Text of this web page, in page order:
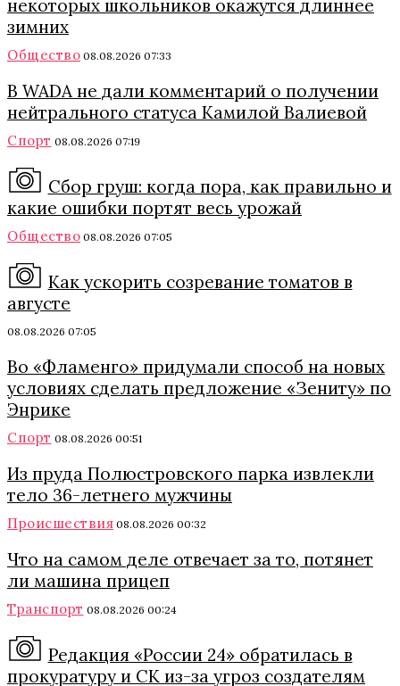
некоторых школьников окажутся длиннее
зимних
Общество 08.08.2026 07:33
В WADA не дали комментарий о получении
нейтрального статуса Камилой Валиевой
Спорт 08.08.2026 07:19
Сбор груш: когда пора, как правильно и
какие ошибки портят весь урожай
Общество 08.08.2026 07:05
Как ускорить созревание томатов в
августе
08.08.2026 07:05
Во «Фламенго» придумали способ на новых
условиях сделать предложение «Зениту» по
Энрике
Спорт 08.08.2026 00:51
Из пруда Полюстровского парка извлекли
тело 36-летнего мужчины
Происшествия 08.08.2026 00:32
Что на самом деле отвечает за то, потянет
ли машина прицеп
Транспорт 08.08.2026 00:24
Редакция «России 24» обратилась в
прокуратуру и СК из-за угроз создателям